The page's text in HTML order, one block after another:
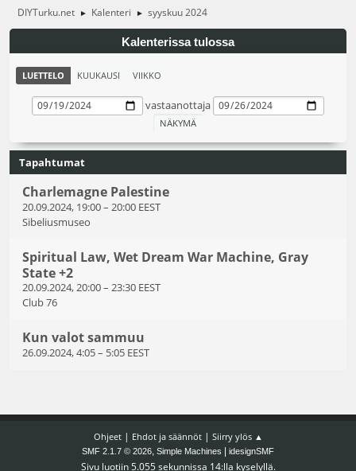
DIYTurku.net ► Kalenteri ► syyskuu 2024
Kalenterissa tulossa
LUETTELO KUUKAUSI VIIKKO
vastaanottaja
Tapahtumat
Charlemagne Palestine
20.09.2024, 19:00– 20:00 EEST
Sibeliusmuseo
Spiritual Law, Wet Dream War Machine, Gray
State +2
20.09.2024, 20:00– 23:30 EEST
Club 76
Kun valot sammuu
26.09.2024, 4:05– 5:05 EEST
Ohjeet| Ehdot ja säännöt| Siirry ylös ▲
SMF 2.1.7 © 2026, Simple Machines idesignSMF
Sivu luotiin 5.055 sekunnissa 14:lla kyselyllä.